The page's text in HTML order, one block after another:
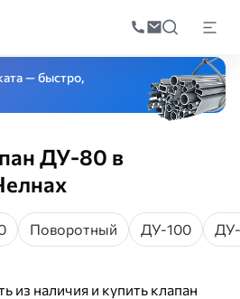
по
Запорная арматура
— быстро,
ДУ-80 в
Поворотный ДУ-100
из наличия и купить клапан